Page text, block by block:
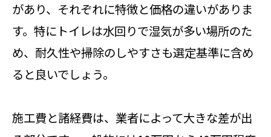
があり、それぞれに特徴と価格の違いがありま
す。特にトイレは水回りで湿気が多い場所のた
め、耐久性や掃除のしやすさも選定基準に含め
ると良いでしょう。
施工費と諸経費は、業者によって大きな差が出